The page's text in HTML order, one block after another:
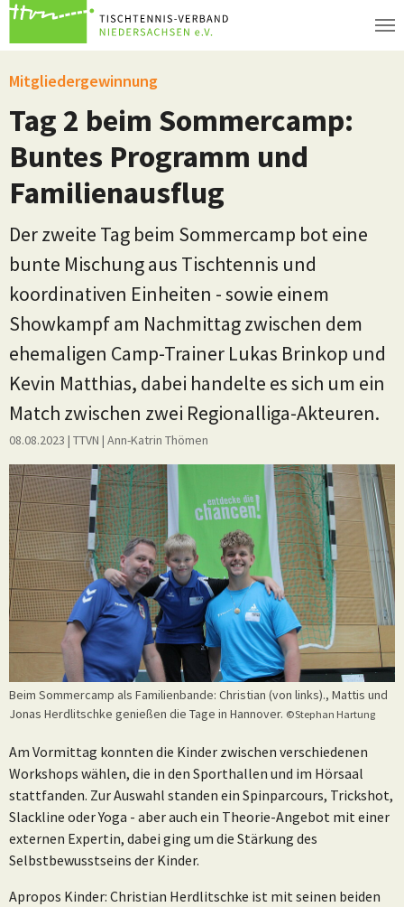
Zum Hauptinhalt springen
Mitgliedergewinnung
Tag 2 beim Sommercamp:
Buntes Programm und
Familienausflug
Der zweite Tag beim Sommercamp bot eine
bunte Mischung aus Tischtennis und
koordinativen Einheiten - sowie einem
Showkampf am Nachmittag zwischen dem
ehemaligen Camp-Trainer Lukas Brinkop und
Kevin Matthias, dabei handelte es sich um ein
Match zwischen zwei Regionalliga-Akteuren.
08.08.2023 | TTVN | Ann-Katrin Thömen
Beim Sommercamp als Familienbande: Christian (von links)., Mattis und
Jonas Herdlitschke genießen die Tage in Hannover. ©Stephan Hartung
Am Vormittag konnten die Kinder zwischen verschiedenen
Workshops wählen, die in den Sporthallen und im Hörsaal
stattfanden. Zur Auswahl standen ein Spinparcours, Trickshot,
Slackline oder Yoga - aber auch ein Theorie-Angebot mit einer
externen Expertin, dabei ging um die Stärkung des
Selbstbewusstseins der Kinder.
Apropos Kinder: Christian Herdlitschke ist mit seinen beiden